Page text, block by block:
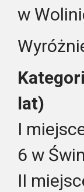
w
lat)
I
6 w
II